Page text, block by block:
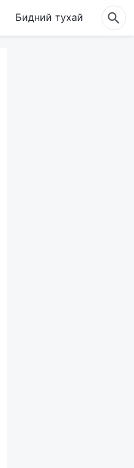
Бидний тухай